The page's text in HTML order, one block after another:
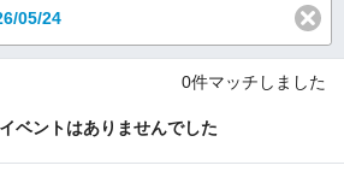
05/24
0件マッチしました
ベントはありませんでした